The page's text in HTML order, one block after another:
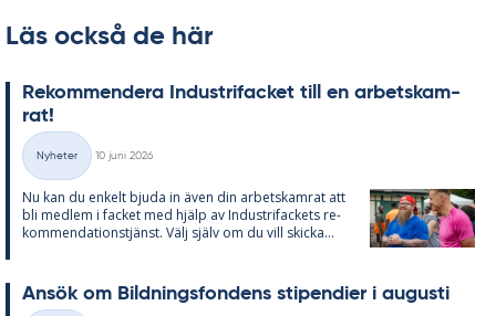
Läs också de här
Re­kom­men­de­ra In­du­stri­fac­ket till en ar­bets­kam­
rat!
Kategorier
Nyheter
10 juni 2026
Nu kan du en­kelt bju­da in även din ar­bets­kam­rat att
bli med­lem i fac­ket med hjälp av In­du­stri­fac­kets re­
kom­men­da­tions­tjänst. Välj själv om du vill skic­ka...
An­sök om Bild­nings­fon­dens sti­pen­di­er i au­gusti